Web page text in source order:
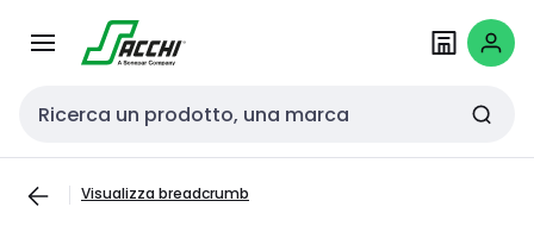
navigazionecontenuto
Cerca input
Visualizza breadcrumb